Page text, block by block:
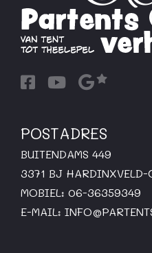
POSTADRES
BUITENDAMS 449
3371 BJ HARDINXVELD-
MOBIEL: 06-36359349
E-MAIL: